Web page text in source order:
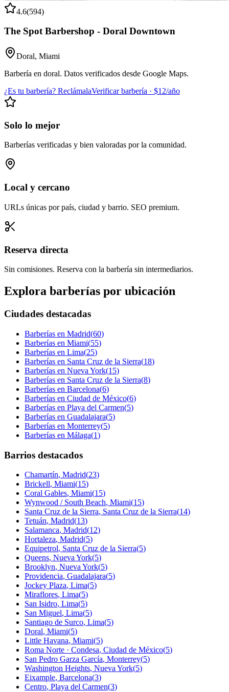
4.6(594)
The Spot Barbershop - Doral Downtown
Doral, Miami
Barbería en doral. Datos verificados desde Google Maps.
¿Es tu barbería? ReclámalaVerificar barbería · $12/año
Solo lo mejor
Barberías verificadas y bien valoradas por la comunidad.
Local y cercano
URLs únicas por país, ciudad y barrio. SEO premium.
Reserva directa
Sin comisiones. Reserva con la barbería sin intermediarios.
Explora barberías por ubicación
Ciudades destacadas
Barberías en Madrid(60)
Barberías en Miami(55)
Barberías en Lima(25)
Barberías en Santa Cruz de la Sierra(18)
Barberías en Nueva York(15)
Barberías en Santa Cruz de la Sierra(8)
Barberías en Barcelona(6)
Barberías en Ciudad de México(6)
Barberías en Playa del Carmen(5)
Barberías en Guadalajara(5)
Barberías en Monterrey(5)
Barberías en Málaga(1)
Barrios destacados
Chamartín, Madrid(23)
Brickell, Miami(15)
Coral Gables, Miami(15)
Wynwood / South Beach, Miami(15)
Santa Cruz de la Sierra, Santa Cruz de la Sierra(14)
Tetuán, Madrid(13)
Salamanca, Madrid(12)
Hortaleza, Madrid(5)
Equipetrol, Santa Cruz de la Sierra(5)
Queens, Nueva York(5)
Brooklyn, Nueva York(5)
Providencia, Guadalajara(5)
Jockey Plaza, Lima(5)
Miraflores, Lima(5)
San Isidro, Lima(5)
San Miguel, Lima(5)
Santiago de Surco, Lima(5)
Doral, Miami(5)
Little Havana, Miami(5)
Roma Norte · Condesa, Ciudad de México(5)
San Pedro Garza García, Monterrey(5)
Washington Heights, Nueva York(5)
Eixample, Barcelona(3)
Centro, Playa del Carmen(3)